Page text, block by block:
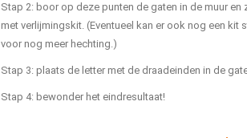
Stap 2: boor op deze punten de gaten in de muur
met verlijmingskit. (Eventueel kan er ook nog een
voor nog meer hechting.)
Stap 3: plaats de letter met de draadeinden in de
Stap 4: bewonder het eindresultaat!